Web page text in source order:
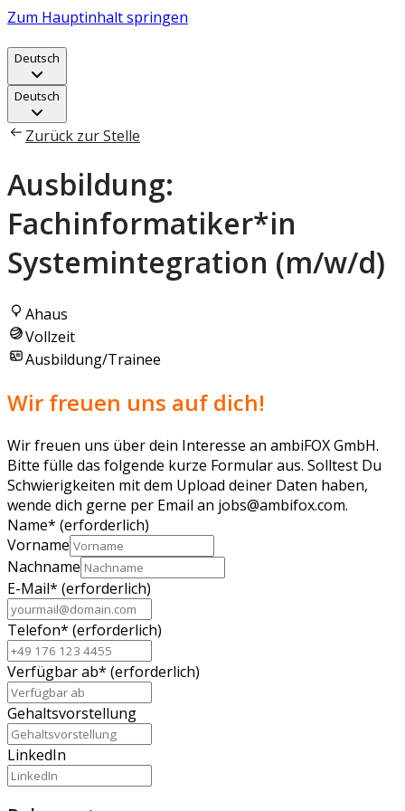
Zum Hauptinhalt springen
Deutsch
Deutsch
Zurück zur Stelle
Ausbildung:
Fachinformatiker*in
Systemintegration (m/w/d)
Ahaus
Vollzeit
Ausbildung/Trainee
Wir freuen uns auf dich!
Wir freuen uns über dein Interesse an ambiFOX GmbH.
Bitte fülle das folgende kurze Formular aus. Solltest Du
Schwierigkeiten mit dem Upload deiner Daten haben,
wende dich gerne per Email an jobs@ambifox.com.
Name* (erforderlich)
Vorname
Nachname
E-Mail* (erforderlich)
Telefon* (erforderlich)
Verfügbar ab* (erforderlich)
Gehaltsvorstellung
LinkedIn